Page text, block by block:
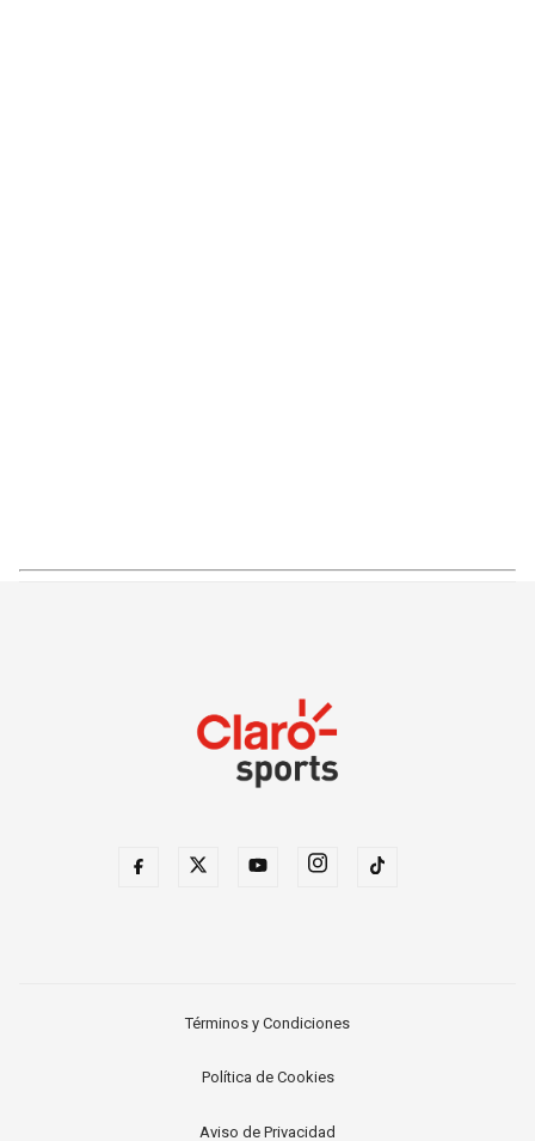
Términos y Condiciones
Política de Cookies
Aviso de Privacidad